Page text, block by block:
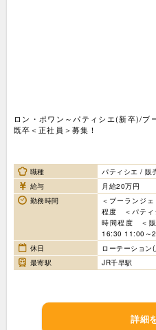
ロン・ポワン～パティシエ(新卒)/
既卒＜正社員＞募集！
職種
パティシエ / 販
給与
月給20万円
勤務時間
＜ブーランジ
程度 ＜パティ
時間程度 ＜
16:30 11:00～
休日
ローテーション
最寄駅
JR千早駅
詳細